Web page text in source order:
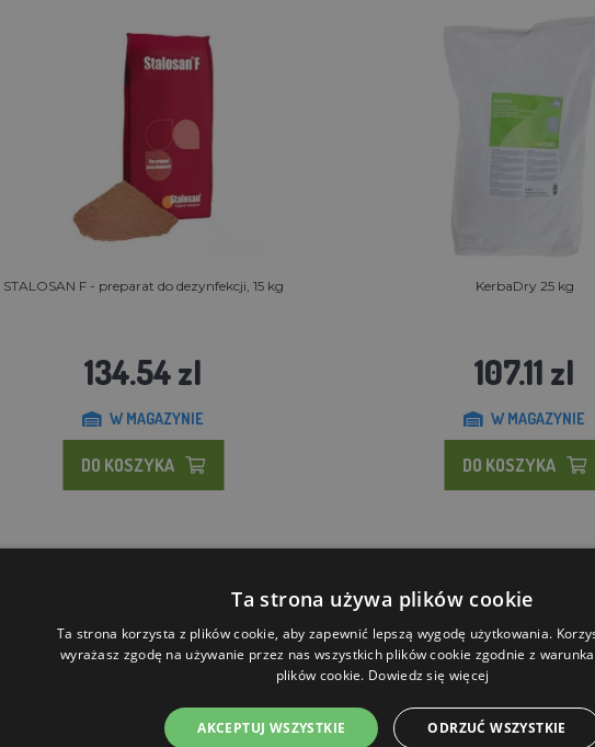
STALOSAN F - preparat do dezynfekcji, 15 kg
134.54 zl
W MAGAZYNIE
DO KOSZYKA
KerbaDry 25 kg
107.11 zl
W MAGAZYNIE
DO KOSZYKA
Ta strona używa plików cookie
Ta strona korzysta z plików cookie, aby zapewnić lepszą wygodę użytkowania.
wyrażasz zgodę na używanie przez nas wszystkich plików cookie zgodnie z
plików cookie. Dowiedz się więcej
AKCEPTUJ WSZYSTKIE ODRZUĆ WSZYSTKIE